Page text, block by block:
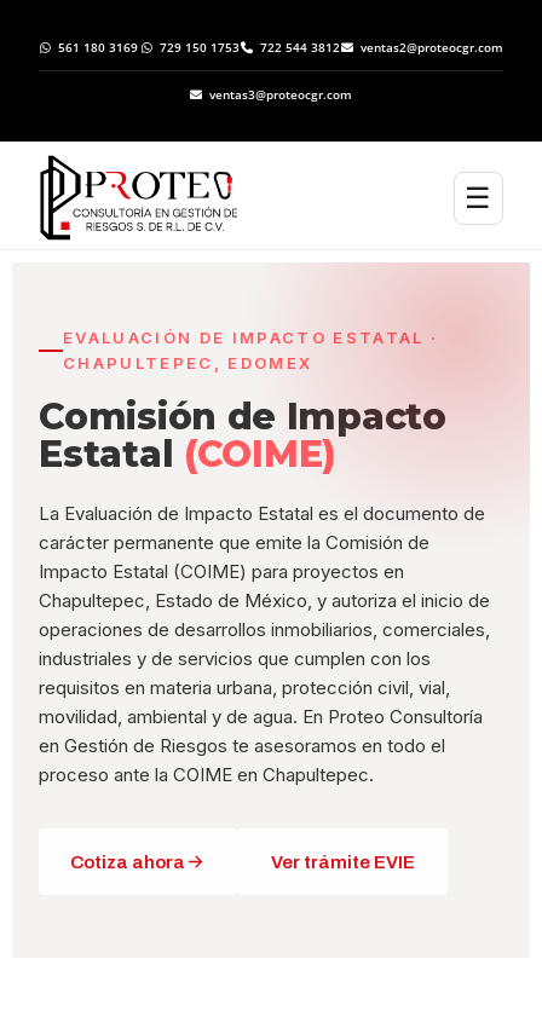
561 180 3169 729 150 1753 722 544 3812 ventas2@proteocgr.com
ventas3@proteocgr.com
☰
EVALUACIÓN DE IMPACTO ESTATAL ·
CHAPULTEPEC, EDOMEX
Comisión de Impacto
Estatal (COIME)
La Evaluación de Impacto Estatal es el documento de
carácter permanente que emite la Comisión de
Impacto Estatal (COIME) para proyectos en
Chapultepec, Estado de México, y autoriza el inicio de
operaciones de desarrollos inmobiliarios, comerciales,
industriales y de servicios que cumplen con los
requisitos en materia urbana, protección civil, vial,
movilidad, ambiental y de agua. En Proteo Consultoría
en Gestión de Riesgos te asesoramos en todo el
proceso ante la COIME en Chapultepec.
Cotiza ahora Ver trámite EVIE